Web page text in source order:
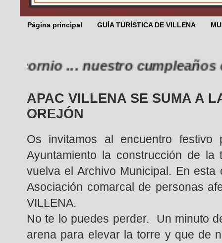
Página principal GUÍA TURÍSTICA DE VILLENA
... nuestro cumpleaños es
APAC VILLENA SE SUMA A
OREJÓN
Os invitamos al encuentro festivo
Ayuntamiento la construcción de
vuelva el Archivo Municipal. En
Asociación comarcal de personas
VILLENA.
No te lo puedes perder. Un minuto
arena para elevar la torre y que de